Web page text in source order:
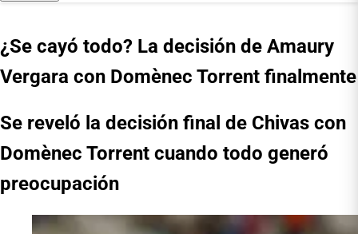
¿Se cayó todo? La decisión de Amaury
Vergara con Domènec Torrent finalmente
Se reveló la decisión final de Chivas con
Domènec Torrent cuando todo generó
preocupación